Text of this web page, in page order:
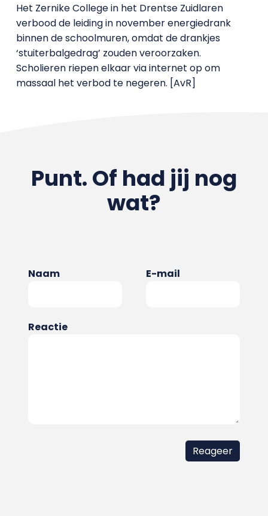
Het Zernike College in het Drentse Zuidlaren
verbood de leiding in november energiedrank
binnen de schoolmuren, omdat de drankjes
‘stuiterbalgedrag’ zouden veroorzaken.
Scholieren riepen elkaar via internet op om
massaal het verbod te negeren. [AvR]
Punt. Of had jij nog
wat?
Naam E-mail
Reactie